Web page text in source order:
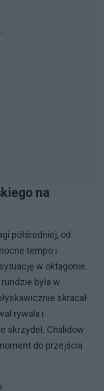
na
półśredniej, od
tempo i
w oktagonie.
była w
skracał
rywala i
skrzydeł. Chalidow
do przejścia